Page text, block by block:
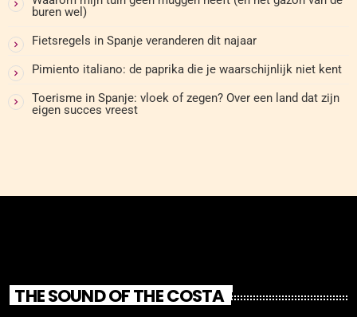
buren wel)
Fietsregels in Spanje veranderen dit najaar
Pimiento italiano: de paprika die je waarschijnlijk niet kent
Toerisme in Spanje: vloek of zegen? Over een land dat zijn
eigen succes vreest
THE SOUND OF THE COSTA